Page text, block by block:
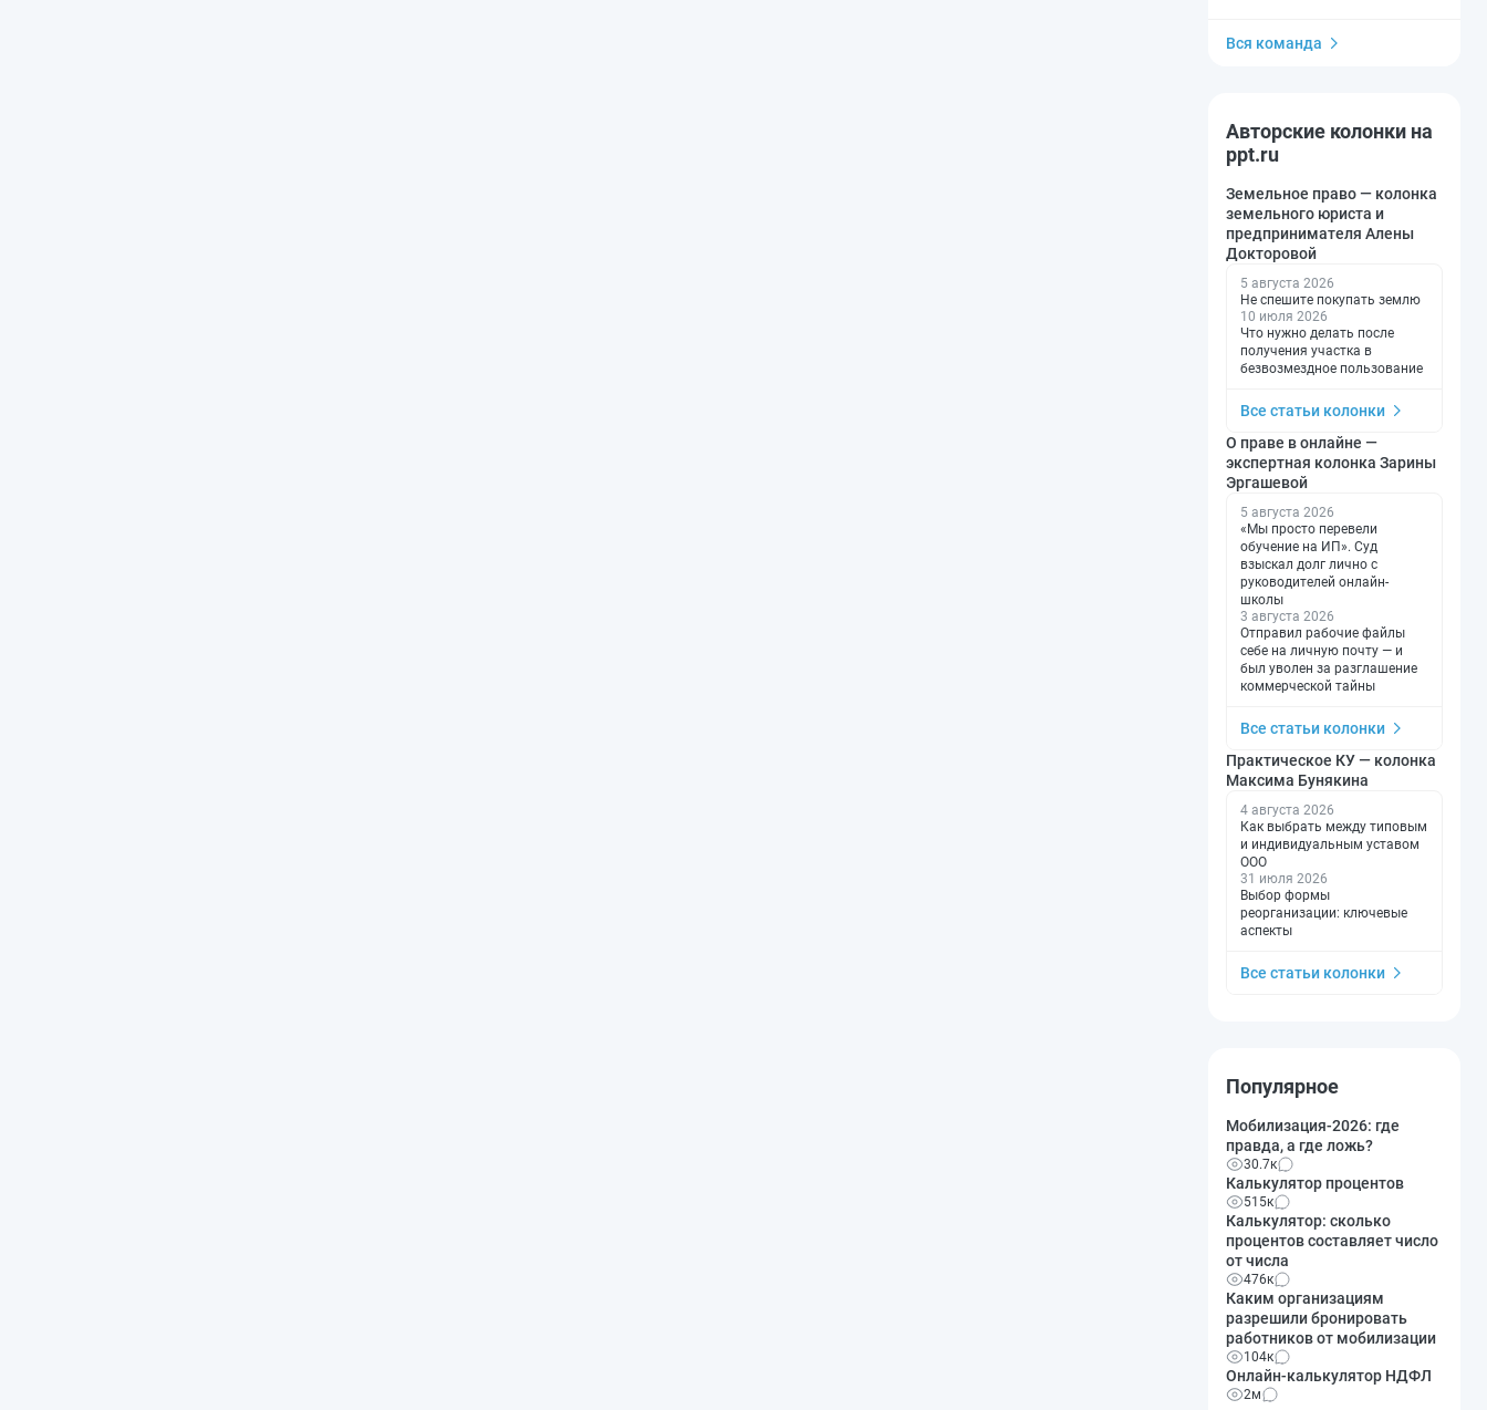
Вся команда
Авторские колонки на
ppt.ru
Земельное право — колонка
земельного юриста и
предпринимателя Алены
Докторовой
5 августа 2026
Не спешите покупать землю
10 июля 2026
Что нужно делать после
получения участка в
безвозмездное пользование
Все статьи колонки
О праве в онлайне —
экспертная колонка Зарины
Эргашевой
5 августа 2026
«Мы просто перевели
обучение на ИП». Суд
взыскал долг лично с
руководителей онлайн-
школы
3 августа 2026
Отправил рабочие файлы
себе на личную почту — и
был уволен за разглашение
коммерческой тайны
Все статьи колонки
Практическое КУ — колонка
Максима Бунякина
4 августа 2026
Как выбрать между типовым
и индивидуальным уставом
ООО
31 июля 2026
Выбор формы
реорганизации: ключевые
аспекты
Все статьи колонки
Популярное
Мобилизация-2026: где
правда, а где ложь?
30.7к
Калькулятор процентов
515к
Калькулятор: сколько
процентов составляет число
от числа
476к
Каким организациям
разрешили бронировать
работников от мобилизации
104к
Онлайн-калькулятор НДФЛ
2м